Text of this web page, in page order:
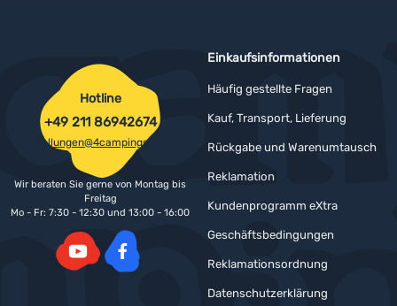
Einkaufsinformationen
Häufig gestellte Fragen
Kauf, Transport, Lieferung
Rückgabe und Warenumtausch
Reklamation
Kundenprogramm eXtra
Geschäftsbedingungen
Reklamationsordnung
Datenschutzerklärung
Hotline
+49 211 86942674
bestellungen@4campingshop.de
Wir beraten Sie gerne von Montag bis
Freitag
Mo - Fr: 7:30 - 12:30 und 13:00 - 16:00